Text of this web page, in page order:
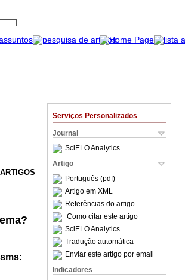
Serviços Personalizados
Journal
SciELO Analytics
Artigo
Português (pdf)
Artigo em XML
Referências do artigo
Como citar este artigo
SciELO Analytics
Tradução automática
Enviar este artigo por email
Indicadores
ARTIGOS